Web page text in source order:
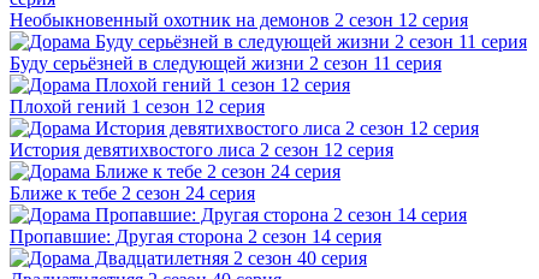
Необыкновенный охотник на демонов 2 сезон 12 серия
Буду серьёзней в следующей жизни 2 сезон 11 серия
Плохой гений 1 сезон 12 серия
История девятихвостого лиса 2 сезон 12 серия
Ближе к тебе 2 сезон 24 серия
Пропавшие: Другая сторона 2 сезон 14 серия